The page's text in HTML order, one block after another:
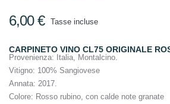
6,00 € Tasse incluse
CARPINETO VINO CL75 ORIGINALE
Provenienza: Italia, Montalcino.
Vitigno: 100% Sangiovese
Annata: 2017.
Colore: Rosso rubino, con calde note granate